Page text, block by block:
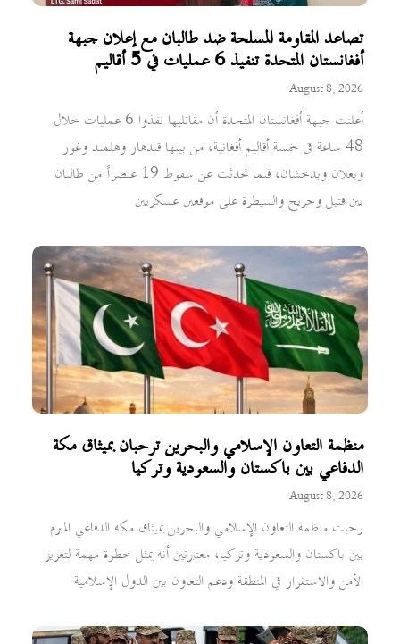
تصاعد المقاومة المسلحة ضد طالبان مع إعلان جبهة
أفغانستان المتحدة تنفيذ 6 عمليات في 5 أقاليم
August 8, 2026
أعلنت جبهة أفغانستان المتحدة أن مقاتليها نفذوا 6 عمليات خلال
48 ساعة في خمسة أقاليم أفغانية، من بينها قندهار وهلمند وغور
وبغلان وبدخشان، فيما تحدثت عن سقوط 19 عنصراً من طالبان
بين قتيل وجريح والسيطرة على موقعين عسكريين
منظمة التعاون الإسلامي والبحرين ترحبان بميثاق مكة
الدفاعي بين باكستان والسعودية وتركيا
August 8, 2026
رحبت منظمة التعاون الإسلامي والبحرين بميثاق مكة الدفاعي المبرم
بين باكستان والسعودية وتركيا، معتبرتين أنه يمثل خطوة مهمة لتعزيز
الأمن والاستقرار في المنطقة ودعم التعاون بين الدول الإسلامية